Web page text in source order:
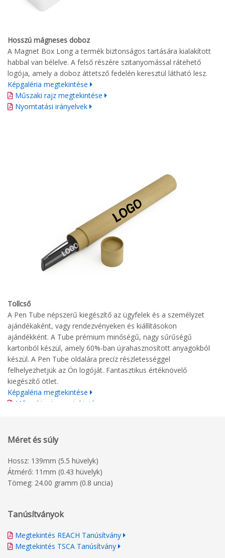
Hosszú mágneses doboz
A Magnet Box Long a termék biztonságos tartására kialakított
habbal van bélelve. A felső részére szitanyomással rátehető
logója, amely a doboz áttetsző fedelén keresztül látható lesz.
Képgaléria megtekintése
Műszaki rajz megtekintése
Nyomtatási irányelvek
Tollcső
A Pen Tube népszerű kiegészítő az ügyfelek és a személyzet
ajándékaként, vagy rendezvényeken és kiállításokon
ajándékként. A Tube prémium minőségű, nagy sűrűségű
kartonból készül, amely 60%-ban újrahasznosított anyagokból
készül. A Pen Tube oldalára precíz részletességgel
felhelyezhetjük az Ön logóját. Fantasztikus értéknövelő
kiegészítő ötlet.
Képgaléria megtekintése
Műszaki rajz megtekintése
Méret és súly
Hossz: 139mm (5.5 hüvelyk)
Átmérő: 11mm (0.43 hüvelyk)
Tömeg: 24.00 gramm (0.8 uncia)
Tanúsítványok
Megtekintés REACH Tanúsítvány
Megtekintés TSCA Tanúsítvány